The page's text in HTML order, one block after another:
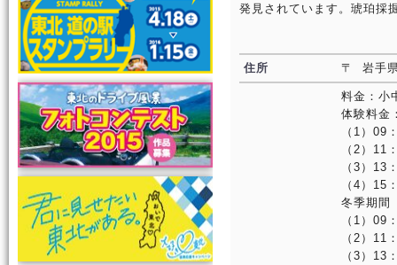
発見されています。琥珀採
住所 〒 岩手
料金：小
体験料金
（1）09
（2）11
（3）13
（4）15
冬季期間
（1）
（2）
（3）